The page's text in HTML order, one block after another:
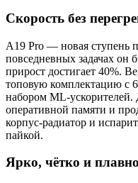
Скорость без
A19 Pro — новая ступень
повседневных задачах он
прирост достигает 40%.
топовую комплектацию с
набором ML-
оперативной памяти и
корпус-радиатор и
пайкой.
Ярко, чётко и плавно